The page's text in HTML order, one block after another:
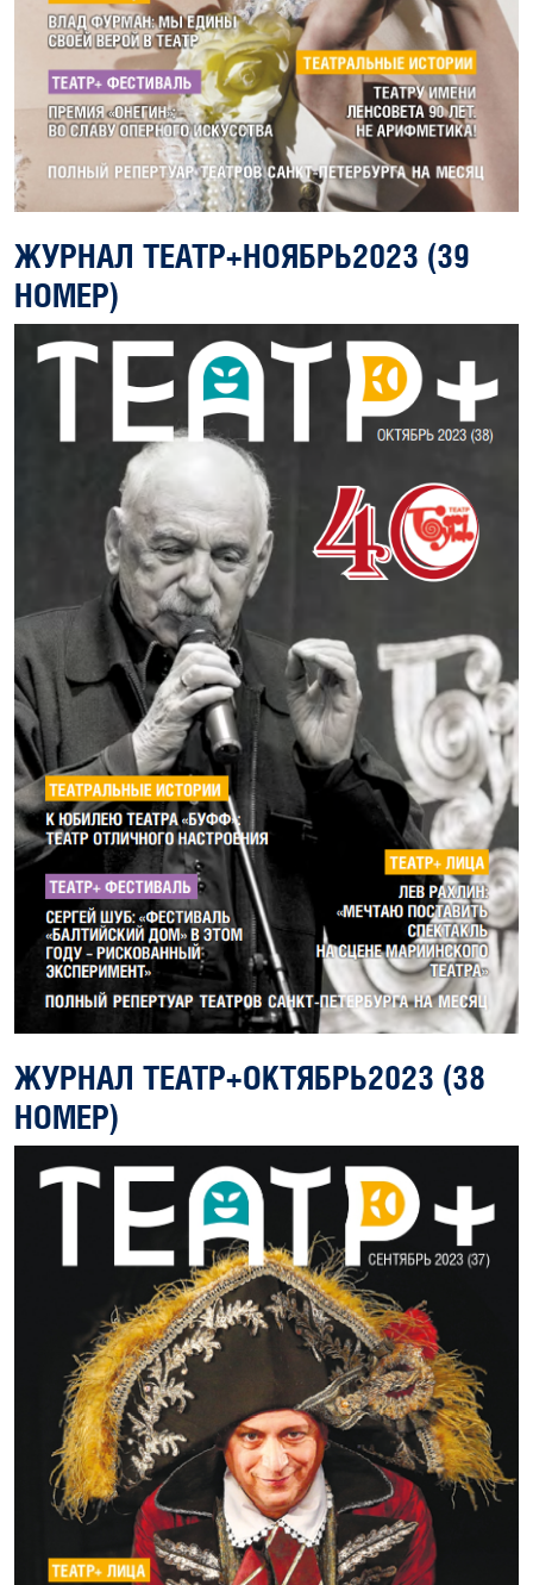
ЖУРНАЛ ТЕАТР+НОЯБРЬ2023 (39
НОМЕР)
ЖУРНАЛ ТЕАТР+ОКТЯБРЬ2023 (38
НОМЕР)